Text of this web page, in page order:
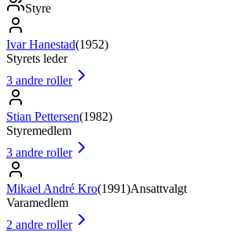
Styre
Ivar Hanestad(1952)
Styrets leder
3 andre roller
Stian Pettersen(1982)
Styremedlem
3 andre roller
Mikael André Kro(1991)Ansattvalgt
Varamedlem
2 andre roller